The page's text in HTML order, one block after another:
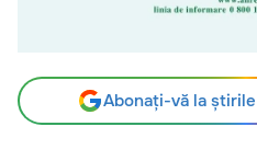
Abonați-vă la